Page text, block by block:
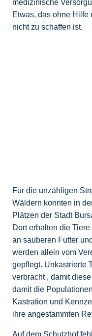
medizinische
Etwas, das ohne Hilfe
nicht zu schaffen ist.
Für die unzähligen
Wäldern konnten in
Plätzen der Stadt
Dort erhalten die
an sauberen Futter
werden allein vom
gepflegt. Unkastrierte
verbracht , damit
damit die
Kastration und
ihre angestammten
Auf dem Schutzhof